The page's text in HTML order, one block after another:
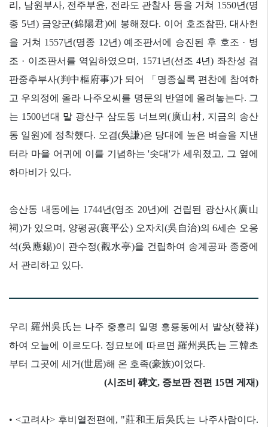
리 , 남원부사, 전주부윤, 전라도 관찰사 등을 거쳐 1550년(명
종 5년) 금양군(錦陽君)에 봉해졌다. 이어 호조참판, 대사헌
을 거쳐 1557년(명종 12년) 예조판서에 승진된 후 호조 · 병
조 · 이조판서를 역임하였으며 , 1571 년(선조4년) 좌찬성 겸
판중추부사(判中樞府事)가 되어 「 명종실록 편찬에 참여하
고 우의정에 올라 나주오씨를 명문의 반열에 올려놓는다. 그
는 1500년대 말 광산구 삼도동 너브뫼( 廣山村, 지금의 송산
동 일원)에 정착했다. 오겸(吳謙)은 당대에 높은 벼슬을 지낸
터라 마을 어귀에 이를 기념하는'솟대'가 세워졌고, 그 옆에
하마비가 있다.
송산동 내동에는 1744년(영조 20년)에 건립된 광산사( 廣山
祠)가 있으며 , 양평공(襄平公) 오자치 (吳自治)의6세손 오응
석(吳應錫)이 관수정(觀水亭)을 건립하여 송계공파 종중에
서 관리하고 있다.
우리 羅州吳氏는 나주 중흥리 일명 흥룡동에서 발상(發祥)
하여 오늘에 이르도다. 정묘보에 따르면 羅州吳氏는 三韓초
부터 그곳에 세거(世居)해 온 호족(豪族)이었다.
(시조비 碑文, 증보판 전편 15면 게재)
• <고려사> 후비열전편에, "莊和王后吳氏는 나주사람이다.